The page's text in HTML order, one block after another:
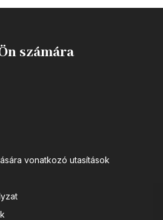
számára
vonatkozó utasítások